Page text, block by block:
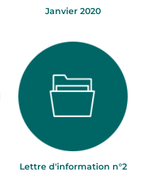
Janvier 2020
Lettre d'information n°2